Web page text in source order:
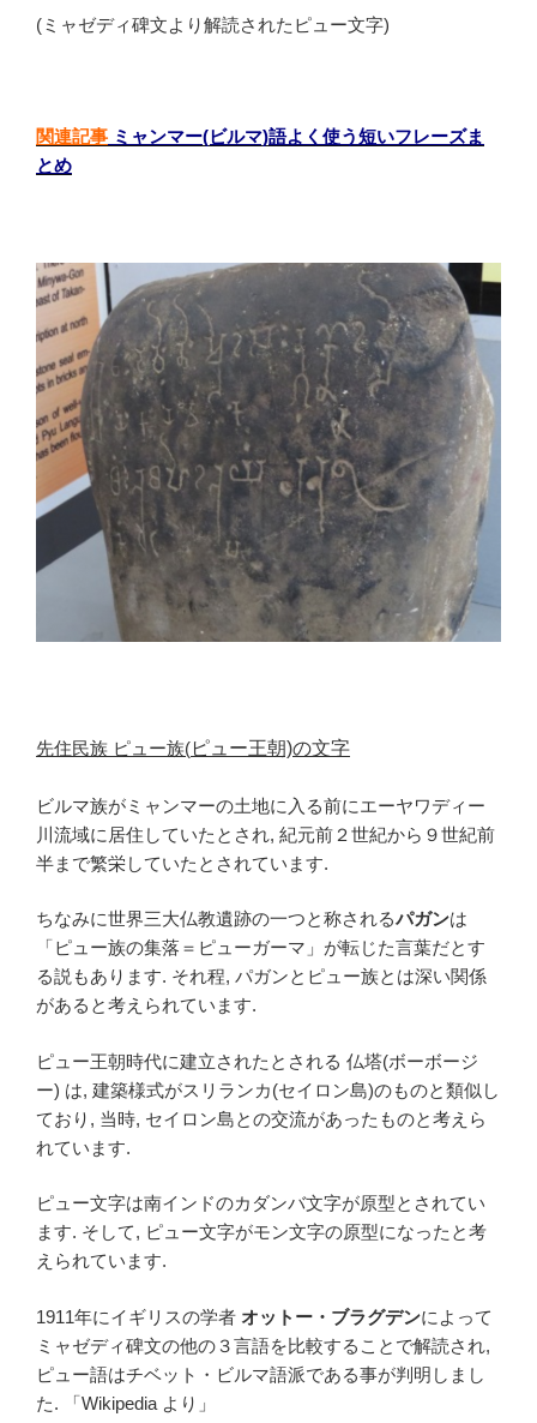
(ミャゼディ碑文より解読されたピュー文字)
関連記事 ミャンマー(ビルマ)語よく使う短いフレーズま
とめ
先住民族 ピュー族(ピュー王朝)の文字
ビルマ族がミャンマーの土地に入る前にエーヤワディー
川流域に居住していたとされ, 紀元前２世紀から９世紀前
半まで繁栄していたとされています.
ちなみに世界三大仏教遺跡の一つと称されるパガンは
「ピュー族の集落＝ピューガーマ」が転じた言葉だとす
る説もあります. それ程, パガンとピュー族とは深い関係
があると考えられています.
ピュー王朝時代に建立されたとされる 仏塔(ボーボージ
ー) は, 建築様式がスリランカ(セイロン島)のものと類似し
ており, 当時, セイロン島との交流があったものと考えら
れています.
ピュー文字は南インドのカダンバ文字が原型とされてい
ます. そして, ピュー文字がモン文字の原型になったと考
えられています.
1911年にイギリスの学者 オットー・ブラグデンによって
ミャゼディ碑文の他の３言語を比較することで解読され,
ピュー語はチベット・ビルマ語派である事が判明しまし
た. 「Wikipedia より」